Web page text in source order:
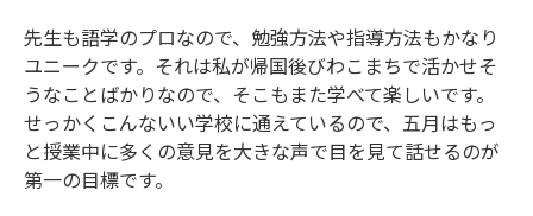
先生も語学のプロなので、勉強方法や指導方法もかなり
ユニークです。それは私が帰国後びわこまちで活かせそ
うなことばかりなので、そこもまた学べて楽しいです。
せっかくこんないい学校に通えているので、五月はもっ
と授業中に多くの意見を大きな声で目を見て話せるのが
第一の目標です。